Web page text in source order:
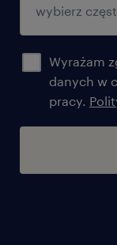
Wyrażam
danych w
pracy.